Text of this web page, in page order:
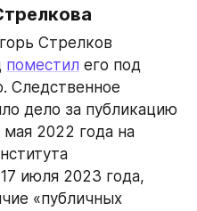
Стрелков
поместил его под
Следственное
дело за публикацию
2022 года на
июля 2023 года,
«публичных